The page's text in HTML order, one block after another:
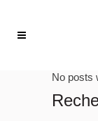
No posts